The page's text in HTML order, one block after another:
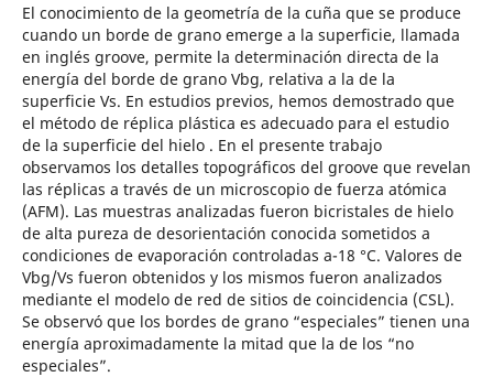
El conocimiento de la geometría de la cuña que se produce
cuando un borde de grano emerge a la superficie, llamada
en inglés groove, permite la determinación directa de la
energía del borde de grano Vbg, relativa a la de la
superficie Vs. En estudios previos, hemos demostrado que
el método de réplica plástica es adecuado para el estudio
de la superficie del hielo . En el presente trabajo
observamos los detalles topográficos del groove que revelan
las réplicas a través de un microscopio de fuerza atómica
(AFM). Las muestras analizadas fueron bicristales de hielo
de alta pureza de desorientación conocida sometidos a
condiciones de evaporación controladas a-18 °C. Valores de
Vbg/Vs fueron obtenidos y los mismos fueron analizados
mediante el modelo de red de sitios de coincidencia (CSL).
Se observó que los bordes de grano “especiales” tienen una
energía aproximadamente la mitad que la de los “no
especiales”.